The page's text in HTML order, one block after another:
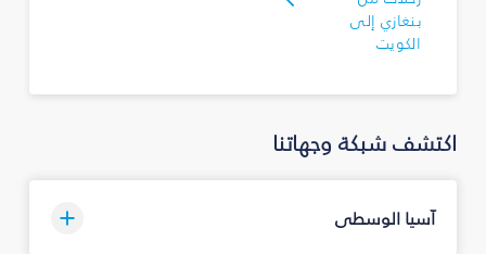
بنغازي إلى
الكويت
اكتشف شبكة وجهاتنا
آسيا الوسطى